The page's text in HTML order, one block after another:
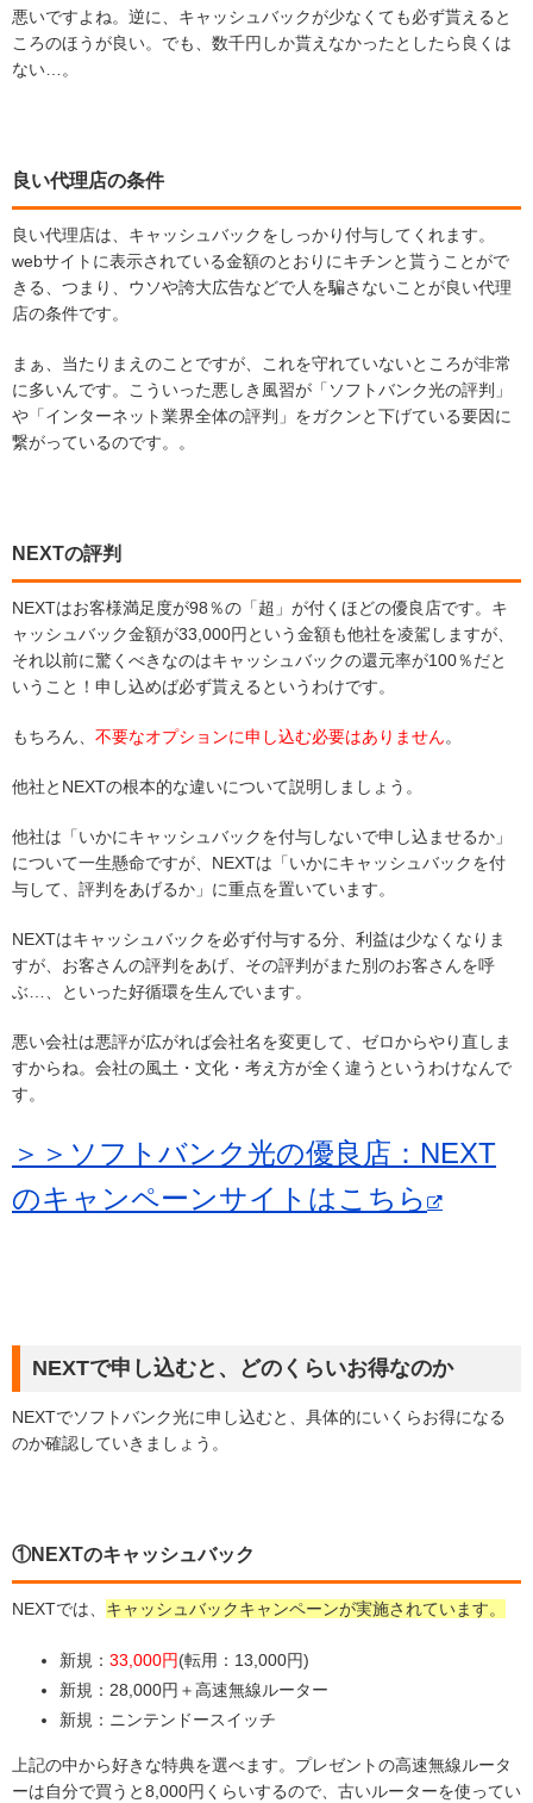
悪いですよね。逆に、キャッシュバックが少なくても必ず貰えると
ころのほうが良い。でも、数千円しか貰えなかったとしたら良くは
ない…。
良い代理店の条件
良い代理店は、キャッシュバックをしっかり付与してくれます。
webサイトに表示されている金額のとおりにキチンと貰うことがで
きる、つまり、ウソや誇大広告などで人を騙さないことが良い代理
店の条件です。
まぁ、当たりまえのことですが、これを守れていないところが非常
に多いんです。こういった悪しき風習が「ソフトバンク光の評判」
や「インターネット業界全体の評判」をガクンと下げている要因に
繋がっているのです。。
NEXTの評判
NEXTはお客様満足度が98％の「超」が付くほどの優良店です。キ
ャッシュバック金額が33,000円という金額も他社を凌駕しますが、
それ以前に驚くべきなのはキャッシュバックの還元率が100％だと
いうこと！申し込めば必ず貰えるというわけです。
もちろん、 不要なオプションに申し込む必要はありません。
他社とNEXTの根本的な違いについて説明しましょう。
他社は「いかにキャッシュバックを付与しないで申し込ませるか」
について一生懸命ですが、NEXTは「いかにキャッシュバックを付
与して、評判をあげるか」に重点を置いています。
NEXTはキャッシュバックを必ず付与する分、利益は少なくなりま
すが、お客さんの評判をあげ、その評判がまた別のお客さんを呼
ぶ…、といった好循環を生んでいます。
悪い会社は悪評が広がれば会社名を変更して、ゼロからやり直しま
すからね。会社の風土・文化・考え方が全く違うというわけなんで
す。
＞＞ソフトバンク光の優良店：NEXT
のキャンペーンサイトはこちら
NEXTで申し込むと、どのくらいお得なのか
NEXTでソフトバンク光に申し込むと、具体的にいくらお得になる
のか確認していきましょう。
①NEXTのキャッシュバック
NEXTでは、 キャッシュバックキャンペーンが実施されています。
新規： 33,000円(転用：13,000円)
新規：28,000円＋高速無線ルーター
新規：ニンテンドースイッチ
上記の中から好きな特典を選べます。プレゼントの高速無線ルータ
ーは自分で買うと8,000円くらいするので、古いルーターを使ってい